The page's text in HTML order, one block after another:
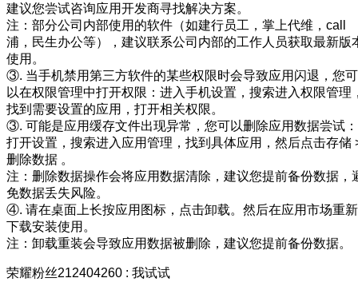
建议您尝试咨询应用开发商寻找解决方案。
注：部分公司内部使用的软件（如建行员工，掌上代维，call
浦，民生办公等），建议联系公司内部的工作人员获取最新版
使用。
③. 当手机禁用第三方软件的某些权限时会导致应用闪退，您可
以在权限管理中打开权限：进入手机设置，搜索进入权限管理
找到需要设置的应用，打开相关权限。
③. 可能是应用缓存文件出现异常，您可以删除应用数据尝试：
打开设置，搜索进入应用管理，找到具体应用，然后点击存储
删除数据 。
注：删除数据操作会将应用数据清除，建议您提前备份数据，
免数据丢失风险。
④. 请在桌面上长按应用图标，点击卸载。然后在应用市场重新
下载安装使用。
注：卸载重装会导致应用数据被删除，建议您提前备份数据。
荣耀粉丝212404260 : 我试试